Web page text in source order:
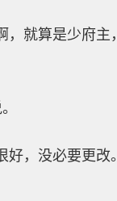
就算是少府
好，没必要更改